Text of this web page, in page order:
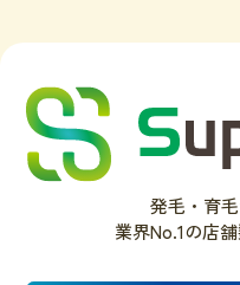
発毛・育
業界No.1の店